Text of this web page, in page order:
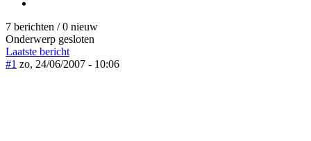
7 berichten / 0 nieuw
Onderwerp gesloten
Laatste bericht
#1 zo, 24/06/2007 - 10:06